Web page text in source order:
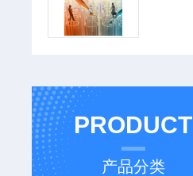
PRODUCT
产品分类